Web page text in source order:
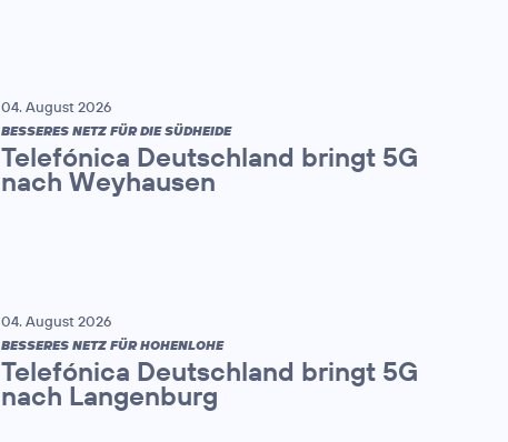
04. August 2026
BESSERES NETZ FÜR DIE SÜDHEIDE
Telefónica Deutschland bringt 5G
nach Weyhausen
04. August 2026
BESSERES NETZ FÜR HOHENLOHE
Telefónica Deutschland bringt 5G
nach Langenburg